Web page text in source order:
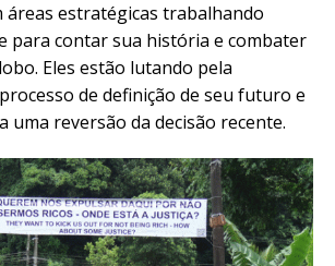
áreas estratégicas trabalhando
para contar sua história e combater
Eles estão lutando pela
de definição de seu futuro e
uma reversão da decisão recente.